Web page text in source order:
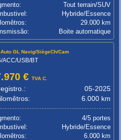
Tout terrain/SUV
Hybride/Essence
29.000 km
Boite automatique
GL Navig/SiègeCh/Cam
ACC/USB/BT
€TVA C.
05-2025
6.000 km
4/5 portes
Hybride/Essence
6.000 km